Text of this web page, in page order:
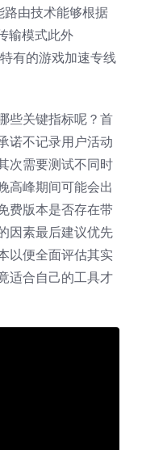
由技术能够根据
输模式此外
有的游戏加速专线
些关键指标呢？首
诺不记录用户活动
次需要测试不同时
高峰期间可能会出
费版本是否存在带
因素最后建议优先
以便全面评估其实
适合自己的工具才